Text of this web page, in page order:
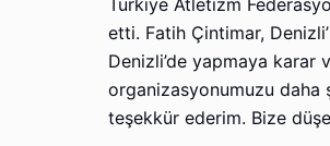
Türkiye Atletizm
etti. Fatih Çintimar,
Denizli’de yapmaya karar
organizasyonumuzu daha
teşekkür ederim. Bize